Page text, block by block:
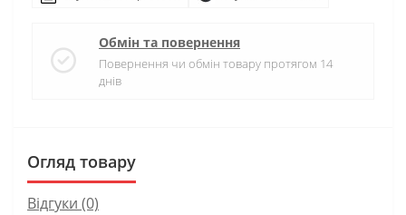
Обмін та повернення
Повернення чи обмін товару протягом 14
днів
Огляд товару
Відгуки (0)